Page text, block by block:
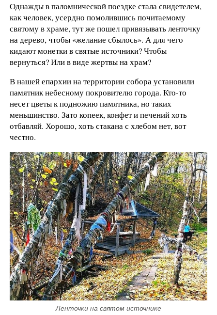
Однажды в паломнической поездке стала свидетелем,
как человек, усердно помолившись почитаемому
святому в храме, тут же пошел привязывать ленточку
на дерево, чтобы «желание сбылось». А для чего
кидают монетки в святые источники? Чтобы
вернуться? Или в виде жертвы на храм?
В нашей епархии на территории собора установили
памятник небесному покровителю города. Кто-то
несет цветы к подножию памятника, но таких
меньшинство. Зато копеек, конфет и печений хоть
отбавляй. Хорошо, хоть стакана с хлебом нет, вот
честно.
Ленточки на святом источнике